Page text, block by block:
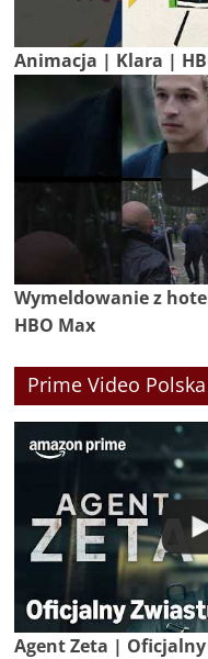
Animacja | Klara |
Wymeldowanie z
HBO Max
Prime Video
Agent Zeta |